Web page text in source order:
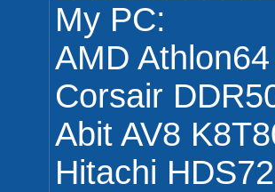
My PC:
AMD
Corsair
Abit AV8
Hitachi